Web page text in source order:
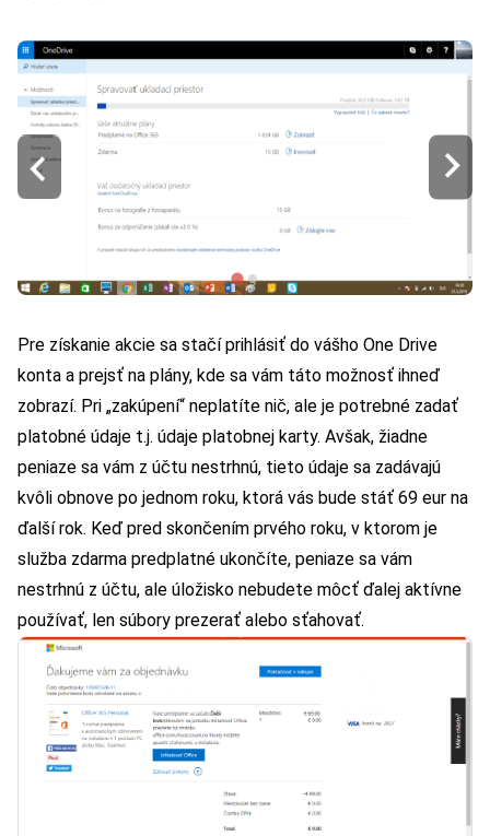
Pre získanie akcie sa stačí prihlásiť do vášho One Drive
konta a prejsť na plány, kde sa vám táto možnosť ihneď
zobrazí. Pri „zakúpení“ neplatíte nič, ale je potrebné zadať
platobné údaje t.j. údaje platobnej karty. Avšak, žiadne
peniaze sa vám z účtu nestrhnú, tieto údaje sa zadávajú
kvôli obnove po jednom roku, ktorá vás bude stáť 69 eur na
ďalší rok. Keď pred skončením prvého roku, v ktorom je
služba zdarma predplatné ukončíte, peniaze sa vám
nestrhnú z účtu, ale úložisko nebudete môcť ďalej aktívne
používať, len súbory prezerať alebo sťahovať.